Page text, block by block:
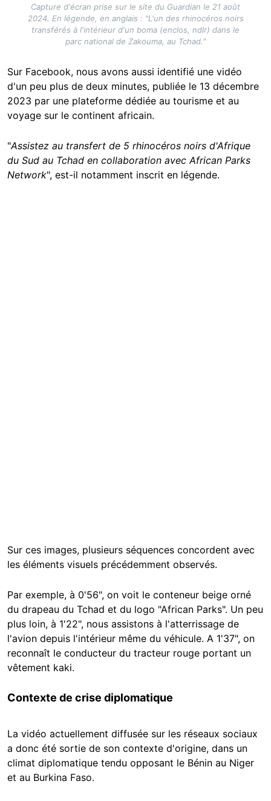
Capture d'écran prise sur le site du Guardian le 21 août
2024. En légende, en anglais : "L'un des rhinocéros noirs
transférés à l'intérieur d'un boma (enclos, ndlr) dans le
parc national de Zakouma, au Tchad."
Sur Facebook, nous avons aussi identifié une vidéo
d'un peu plus de deux minutes, publiée le 13 décembre
2023 par une plateforme dédiée au tourisme et au
voyage sur le continent africain.
"Assistez au transfert de 5 rhinocéros noirs d'Afrique
du Sud au Tchad en collaboration avec African Parks
Network", est-il notamment inscrit en légende.
Sur ces images, plusieurs séquences concordent avec
les éléments visuels précédemment observés.
Par exemple, à 0'56", on voit le conteneur beige orné
du drapeau du Tchad et du logo "African Parks". Un peu
plus loin, à 1'22", nous assistons à l'atterrissage de
l'avion depuis l'intérieur même du véhicule. A 1'37", on
reconnaît le conducteur du tracteur rouge portant un
vêtement kaki.
Contexte de crise diplomatique
La vidéo actuellement diffusée sur les réseaux sociaux
a donc été sortie de son contexte d'origine, dans un
climat diplomatique tendu opposant le Bénin au Niger
et au Burkina Faso.